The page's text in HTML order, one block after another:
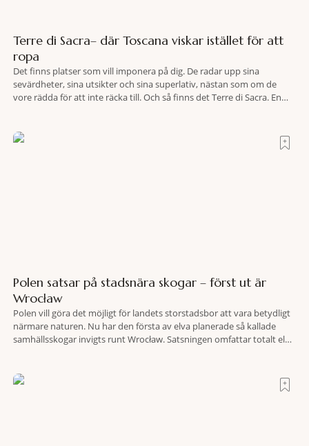
Terre di Sacra– där Toscana viskar istället för att
ropa
Det finns platser som vill imponera på dig. De radar upp sina
sevärdheter, sina utsikter och sina superlativ, nästan som om de
vore rädda för att inte räcka till. Och så finns det Terre di Sacra. En
Polen satsar på stadsnära skogar – först ut är
Wrocław
Polen vill göra det möjligt för landets storstadsbor att vara betydligt
närmare naturen. Nu har den första av elva planerade så kallade
samhällsskogar invigts runt Wrocław. Satsningen omfattar totalt elva
fler människor ska kunna promenera, motionera